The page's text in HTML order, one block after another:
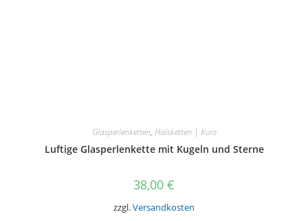
Glasperlenketten, Halsketten | Kurz
Luftige Glasperlenkette mit Kugeln und Sterne
38,00 €
zzgl.Versandkosten